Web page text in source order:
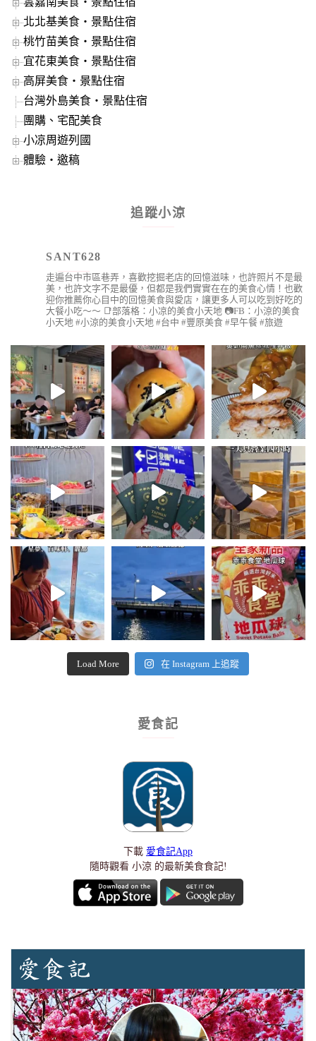
北北基美食‧景點住宿
桃竹苗美食‧景點住宿
宜花東美食‧景點住宿
高屏美食‧景點住宿
台灣外島美食‧景點住宿
團購、宅配美食
小凉周遊列國
體驗‧邀稿
追蹤小涼
SANT628
走遍台中市區巷弄，喜歡挖掘老店的回憶滋味，也許照片不是最
美，也許文字不是最優，但都是我們實實在在的美食心情！也歡
迎你推薦你心目中的回憶美食與愛店，讓更多人可以吃到好吃的
大餐小吃～～ 📑部落格：小凉的美食小天地 📷FB：小涼的美食
小天地 #小涼的美食小天地 #台中 #豐原美食 #早午餐 #旅遊
Load More 在 Instagram 上追蹤
愛食記
下載 愛食記App
隨時觀看 小涼 的最新美食食記!